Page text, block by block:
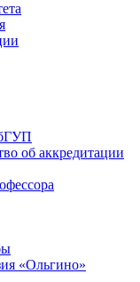
об аккредитации
«Ольгино»